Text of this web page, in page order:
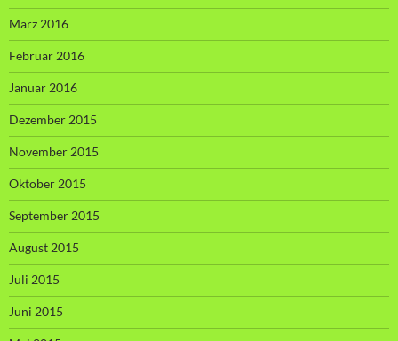
März 2016
Februar 2016
Januar 2016
Dezember 2015
November 2015
Oktober 2015
September 2015
August 2015
Juli 2015
Juni 2015